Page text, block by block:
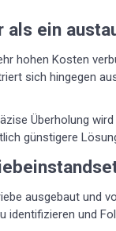
als ein
hohen Kosten
sich hingegen
Überholung
günstigere
ausgebaut und
und